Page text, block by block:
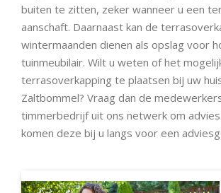
buiten te zitten, zeker wanneer u een
aanschaft. Daarnaast kan de
wintermaanden dienen als opslag voor
tuinmeubilair. Wilt u weten of het
terrasoverkapping te plaatsen bij uw
Zaltbommel? Vraag dan de
timmerbedrijf uit ons netwerk om
komen deze bij u langs voor een